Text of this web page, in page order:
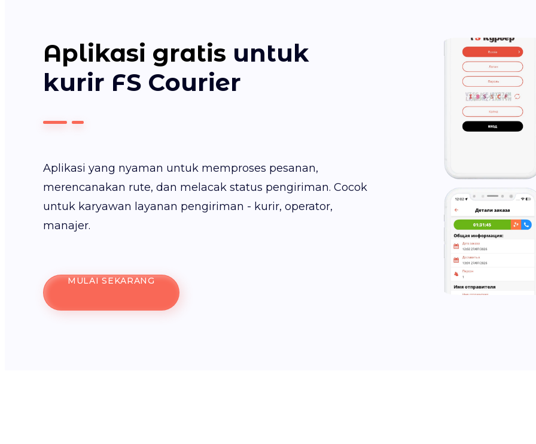
Aplikasi gratis untuk
kurir FS Courier
Aplikasi yang nyaman untuk memproses pesanan,
merencanakan rute, dan melacak status pengiriman. Cocok
untuk karyawan layanan pengiriman - kurir, operator,
manajer.
MULAI SEKARANG